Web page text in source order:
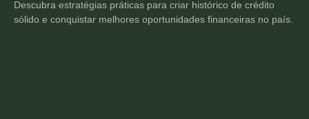
Descubra estratégias práticas para criar histórico de crédito
sólido e conquistar melhores oportunidades financeiras no país.